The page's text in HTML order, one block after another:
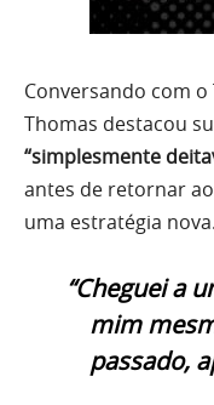
Conversando com o
Thomas destacou
“simplesmente
antes de retornar
uma estratégia nova.
“Cheguei a
mim
passado,